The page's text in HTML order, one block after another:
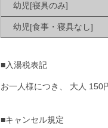
幼児[寝具のみ]
幼児[食事・寝具なし]
■入湯税表記
お一人様につき、 大人
■キャンセル規定